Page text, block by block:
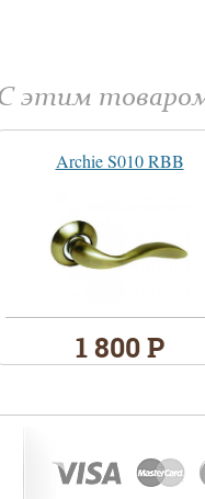
этим
Archie S010 RBB
1 800 Р